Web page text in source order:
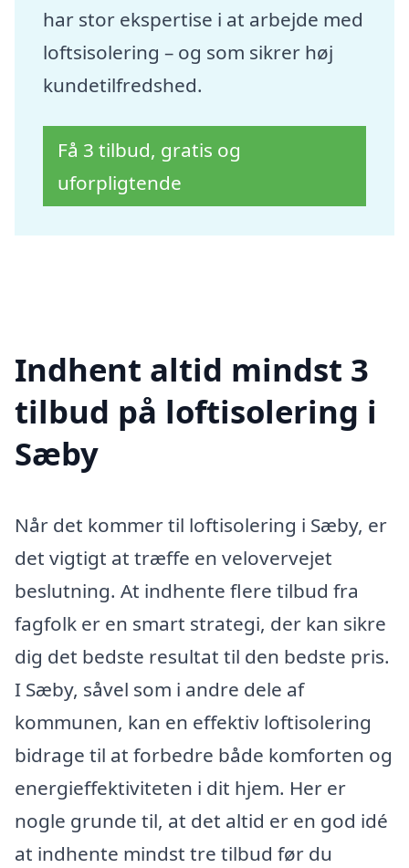
har stor ekspertise i at arbejde med
loftsisolering – og som sikrer høj
kundetilfredshed.
Få 3 tilbud, gratis og
uforpligtende
Indhent altid mindst 3
tilbud på loftisolering i
Sæby
Når det kommer til loftisolering i Sæby, er
det vigtigt at træffe en velovervejet
beslutning. At indhente flere tilbud fra
fagfolk er en smart strategi, der kan sikre
dig det bedste resultat til den bedste pris.
I Sæby, såvel som i andre dele af
kommunen, kan en effektiv loftisolering
bidrage til at forbedre både komforten og
energieffektiviteten i dit hjem. Her er
nogle grunde til, at det altid er en god idé
at indhente mindst tre tilbud før du